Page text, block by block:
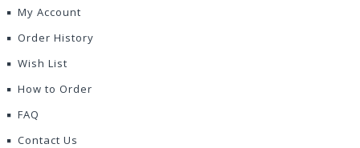
My Account
Order History
Wish List
How to Order
FAQ
Contact Us